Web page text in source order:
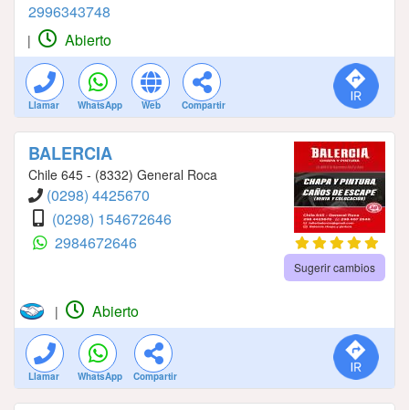
2996343748
| Abierto
Llamar WhatsApp Web Compartir
BALERCIA
Chile 645 - (8332) General Roca
(0298) 4425670
(0298) 154672646
2984672646
Sugerir cambios
| Abierto
Llamar WhatsApp Compartir